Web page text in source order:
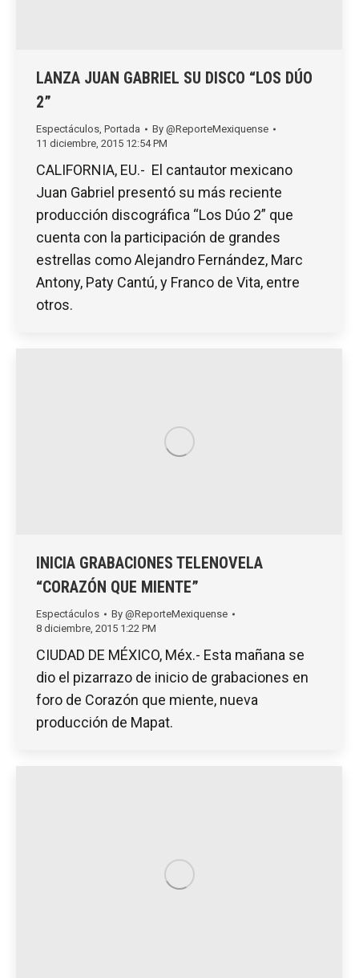
LANZA JUAN GABRIEL SU DISCO “LOS DÚO
2”
Espectáculos, Portada By @ReporteMexiquense
11 diciembre, 2015 12:54 PM
CALIFORNIA, EU.- El cantautor mexicano
Juan Gabriel presentó su más reciente
producción discográfica “Los Dúo 2” que
cuenta con la participación de grandes
estrellas como Alejandro Fernández, Marc
Antony, Paty Cantú, y Franco de Vita, entre
otros.
INICIA GRABACIONES TELENOVELA
“CORAZÓN QUE MIENTE”
Espectáculos By @ReporteMexiquense
8 diciembre, 2015 1:22 PM
CIUDAD DE MÉXICO, Méx.- Esta mañana se
dio el pizarrazo de inicio de grabaciones en
foro de Corazón que miente, nueva
producción de Mapat.